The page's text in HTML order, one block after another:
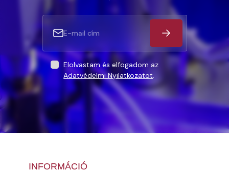
Elolvastam és elfogadom az
Adatvédelmi Nyilatkozatot.
INFORMÁCIÓ